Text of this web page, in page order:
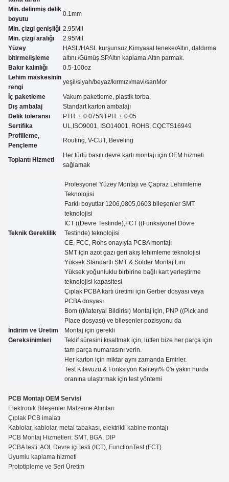
Min. delinmiş delik
boyutu
0. 1 mm
Min. çizgi genişliği 2.95Mil
Min. çizgi aralığı
2.95Mil
Yüzey
bitirme/işleme
HASL/HASL kurşunsuz,Kimyasal teneke/Altın, daldırma
altını. /Gümüş. SPAltın kaplama. Altın parmak.
Bakır kalınlığı
0.5-100oz
Lehim maskesinin
rengi
yeşil/siyah/beyaz/kırmızı/mavi/sarıMor
İç paketleme
Vakum paketleme, plastik torba.
Dış ambalaj
Standart karton ambalajı
Delik toleransı
PTH: ± 0.075NTPH: ± 0.05
Sertifika
UL, ISO9001, ISO14001, ROHS, CQCTS16949
Profilleme,
Pençleme
Routing, V-CUT, Beveling
Toplantı Hizmeti
Her türlü basılı devre kartı montajı için OEM hizmeti
sağlamak
Teknik Gereklilik
Profesyonel Yüzey Montajı ve Çapraz Lehimleme
Teknolojisi
Farklı boyutlar 1206,0805,0603 bileşenler SMT
teknolojisi
ICT ((Devre Testinde),FCT ((Funksiyonel Dövre
Testinde) teknolojisi
CE, FCC, Rohs onayıyla PCBA montajı
SMT için azot gazı geri akış lehimleme teknolojisi
Yüksek Standartlı SMT & Solder Montaj Lini
Yüksek yoğunluklu birbirine bağlı kart yerleştirme
teknolojisi kapasitesi
İndirim ve Üretim
Gereksinimleri
Çıplak PCBA kartı üretimi için Gerber dosyası veya
PCBA dosyası
Bom ((Materyal Bildirisi) Montaj için, PNP ((Pick and
Place dosyası) ve bileşenler pozisyonu da
Montaj için gerekli
Teklif süresini kısaltmak için, lütfen bize her parça için
tam parça numarasını verin.
Her karton için miktar aynı zamanda Emirler.
Test Kılavuzu & Fonksiyon Kaliteyi% 0'a yakın hurda
oranına ulaştırmak için test yöntemi
PCB Montajı OEM Servisi
Elektronik Bileşenler Malzeme Alımları
Çıplak PCB imalatı
Kablolar, kablolar, metal tabakası, elektrikli kabine montajı
PCB Montaj Hizmetleri: SMT, BGA, DIP
PCBA testi: AOI, Devre içi testi (ICT), FunctionTest (FCT)
Uyumlu kaplama hizmeti
Prototipleme ve Seri Üretim